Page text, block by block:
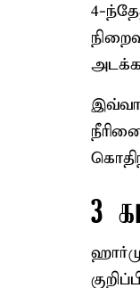
4-
3